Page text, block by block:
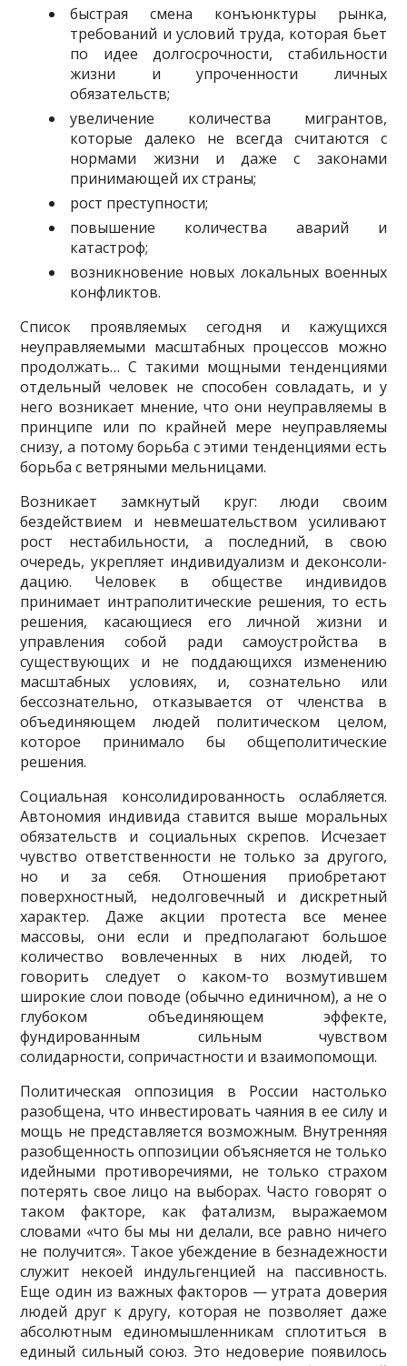
быстрая смена конъюнктуры рынка,
требований и условий труда, которая бьет
по идее долгосрочности, стабильности
жизни и упроченности личных
обязательств;
увеличение количества мигрантов,
которые далеко не всегда считаются с
нормами жизни и даже с законами
принимающей их страны;
рост преступности;
повышение количества аварий и
катастроф;
возникновение новых локальных военных
конфликтов.
Список проявляемых сегодня и кажущихся
неуправляемыми масштабных процессов можно
продолжать… С такими мощными тенденциями
отдельный человек не способен со­владать, и у
него возникает мнение, что они неуправляемы в
принципе или по крайней мере неуправляемы
снизу, а потому борьба с этими тенденциями есть
борьба с ветряными мель­ницами.
Возникает замкнутый круг: люди своим
бездействием и невмешательством усиливают
рост нестабильности, а последний, в свою
очередь, укрепляет индивидуализм и деконсоли­
дацию. Человек в обществе индивидов
принимает интраполитические решения, то есть
ре­шения, касающиеся его личной жизни и
управления собой ради самоустройства в
существу­ющих и не поддающихся изменению
масштабных условиях, и, сознательно или
бессозна­тельно, отказывается от членства в
объединяющем людей политическом целом,
которое принимало бы общеполитические
решения.
Социальная консолидированность ослабляется.
Автономия индивида ставится выше моральных
обязательств и социальных скрепов. Исчезает
чувство ответственности не только за другого,
но и за себя. Отношения приобретают
поверхностный, недолговечный и дискрет­ный
характер. Даже акции протеста все менее
массовы, они если и предполагают большое
количество вовлеченных в них людей, то
говорить следует о каком-то возмутившем
широкие слои поводе (обычно единичном), а не о
глубоком объединяющем эффекте,
фундированным сильным чувством
солидарности, сопричастности и взаимопомощи.
Политическая оппозиция в России настолько
разобщена, что инвестировать чаяния в ее силу и
мощь не представляется возможным. Внутренняя
разобщенность оппозиции объ­ясняется не только
идейными противоречиями, не только страхом
потерять свое лицо на вы­борах. Часто говорят о
таком факторе, как фатализм, выражаемом
словами «что бы мы ни делали, все равно ничего
не получится». Такое убеждение в безнадежности
служит некоей индульгенцией на пассивность.
Еще один из важных факторов — утрата доверия
людей друг к другу, которая не позволяет даже
абсолютным единомышленникам сплотиться в
единый сильный союз. Это недоверие появилось